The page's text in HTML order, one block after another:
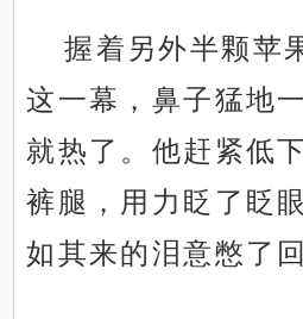
握着另外半颗苹
这一幕，鼻子猛地
就热了。他赶紧低
裤腿，用力眨了眨
如其来的泪意憋了回